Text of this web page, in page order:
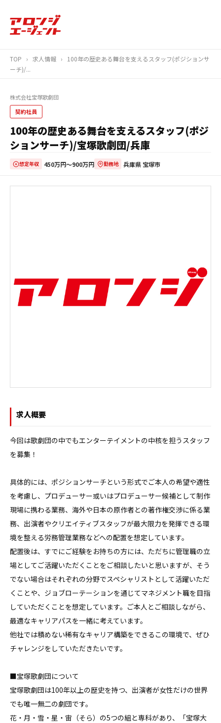
TOP › 求人情報 ›
100年の歴史ある舞台を支えるスタッフ(ポジションサ
ーチ)/...
株式会社宝塚歌劇団
契約社員
100年の歴史ある舞台を支えるスタッフ(ポジ
ションサーチ)/宝塚歌劇団/兵庫
想定年収 450万円〜900万円 勤務地 兵庫県 宝塚市
求人概要
今回は歌劇団の中でもエンターテイメントの中核を担うスタッフ
を募集！
具体的には、ポジションサーチという形式でご本人の希望や適性
を考慮し、プロデューサー或いはプロデューサー候補として制作
現場に携わる業務、海外や日本の原作者との著作権交渉に係る業
務、出演者やクリエイティブスタッフが最大限力を発揮できる環
境を整える労務管理業務などへの配置を想定しています。
配置後は、すでにご経験をお持ちの方には、ただちに管理職の立
場としてご活躍いただくことをご相談したいと思いますが、そう
でない場合はそれぞれの分野でスペシャリストとして活躍いただ
くことや、ジョブローテーションを通じてマネジメント職を目指
していただくことを想定しています。ご本人とご相談しながら、
最適なキャリアパスを一緒に考えています。
他社では積めない稀有なキャリア構築をできるこの環境で、ぜひ
チャレンジをしていただきたいです。
■宝塚歌劇団について
宝塚歌劇団は100年以上の歴史を持つ、出演者が女性だけの世界
でも唯一無二の劇団です。
花・月・雪・星・宙（そら）の5つの組と専科があり、「宝塚大